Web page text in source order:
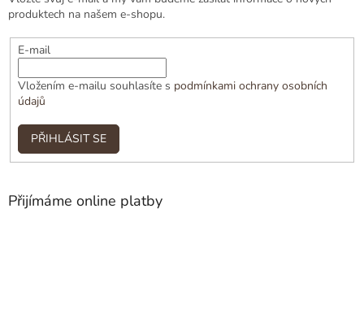
produktech na našem e-shopu.
E-mail
Vložením e-mailu souhlasíte s podmínkami ochrany osobních
údajů
PŘIHLÁSIT SE
Přijímáme online platby